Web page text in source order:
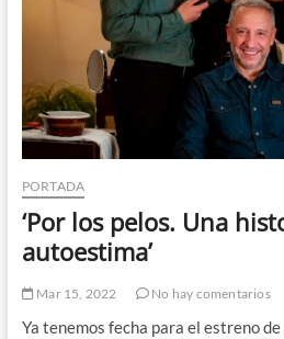
PORTADA
‘Por los pelos. Una
autoestima’
Mar 15, 2022 No hay comentarios
Ya tenemos fecha para el estreno